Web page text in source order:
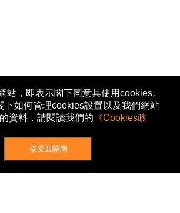
站，即表示閣下同意其使用cookies。
下如何管理cookies設置以及我們網站
資料，請閱讀我們的 《Cookies政
接受並關閉